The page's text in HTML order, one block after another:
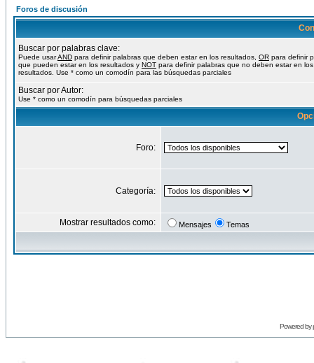
Foros de discusión
Buscar por palabras clave:
Puede usarAND para definir palabras que deben estar en los resultados, OR para definir
que pueden estar en los resultados y NOT para definir palabras que no deben estar en los
resultados. Use * como un comodín para las búsquedas parciales
Buscar por Autor:
Use * como un comodín para búsquedas parciales
Foro:
Categoría:
Mostrar resultados como: Mensajes Temas
Powered by